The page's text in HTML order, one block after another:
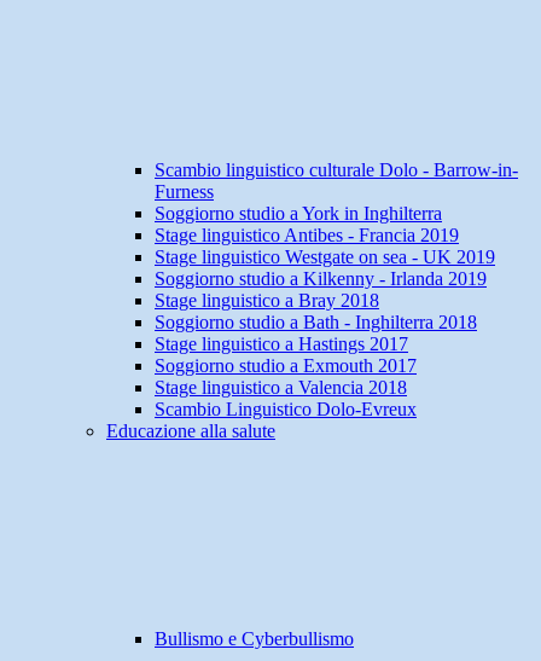
Scambio linguistico culturale Dolo - Barrow-in-
Furness
Soggiorno studio a York in Inghilterra
Stage linguistico Antibes - Francia 2019
Stage linguistico Westgate on sea - UK 2019
Soggiorno studio a Kilkenny - Irlanda 2019
Stage linguistico a Bray 2018
Soggiorno studio a Bath - Inghilterra 2018
Stage linguistico a Hastings 2017
Soggiorno studio a Exmouth 2017
Stage linguistico a Valencia 2018
Scambio Linguistico Dolo-Evreux
Educazione alla salute
Bullismo e Cyberbullismo